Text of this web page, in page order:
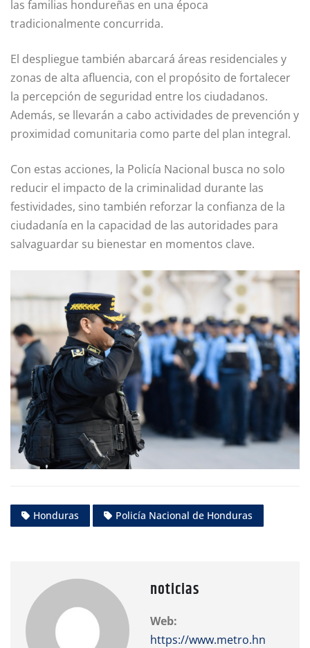
las familias hondureñas en una época
tradicionalmente concurrida.
El despliegue también abarcará áreas residenciales y
zonas de alta afluencia, con el propósito de fortalecer
la percepción de seguridad entre los ciudadanos.
Además, se llevarán a cabo actividades de prevención y
proximidad comunitaria como parte del plan integral.
Con estas acciones, la Policía Nacional busca no solo
reducir el impacto de la criminalidad durante las
festividades, sino también reforzar la confianza de la
ciudadanía en la capacidad de las autoridades para
salvaguardar su bienestar en momentos clave.
Honduras Policía Nacional de Honduras
noticias
Web:
https://www.metro.hn